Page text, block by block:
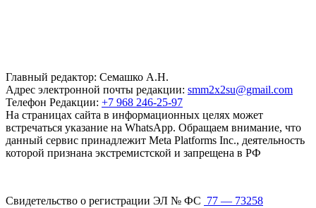
Главный редактор: Семашко А.Н.
Адрес электронной почты редакции: smm2x2su@gmail.com
Телефон Редакции: +7 968 246-25-97
На страницах сайта в информационных целях может
встречаться указание на WhatsApp. Обращаем внимание, что
данный сервис принадлежит Meta Platforms Inc., деятельность
которой признана экстремистской и запрещена в РФ
Свидетельство о регистрации ЭЛ № ФС 77 — 73258